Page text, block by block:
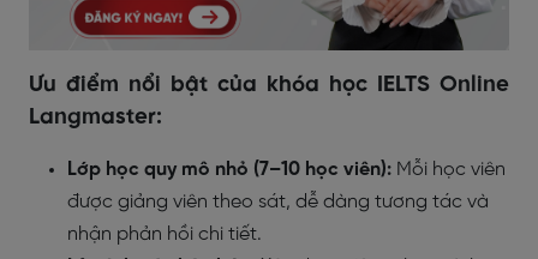
Ưu điểm nổi bật của khóa học IELTS Online
Langmaster:
Lớp học quy mô nhỏ (7–10 học viên): Mỗi học viên
được giảng viên theo sát, dễ dàng tương tác và
nhận phản hồi chi tiết.